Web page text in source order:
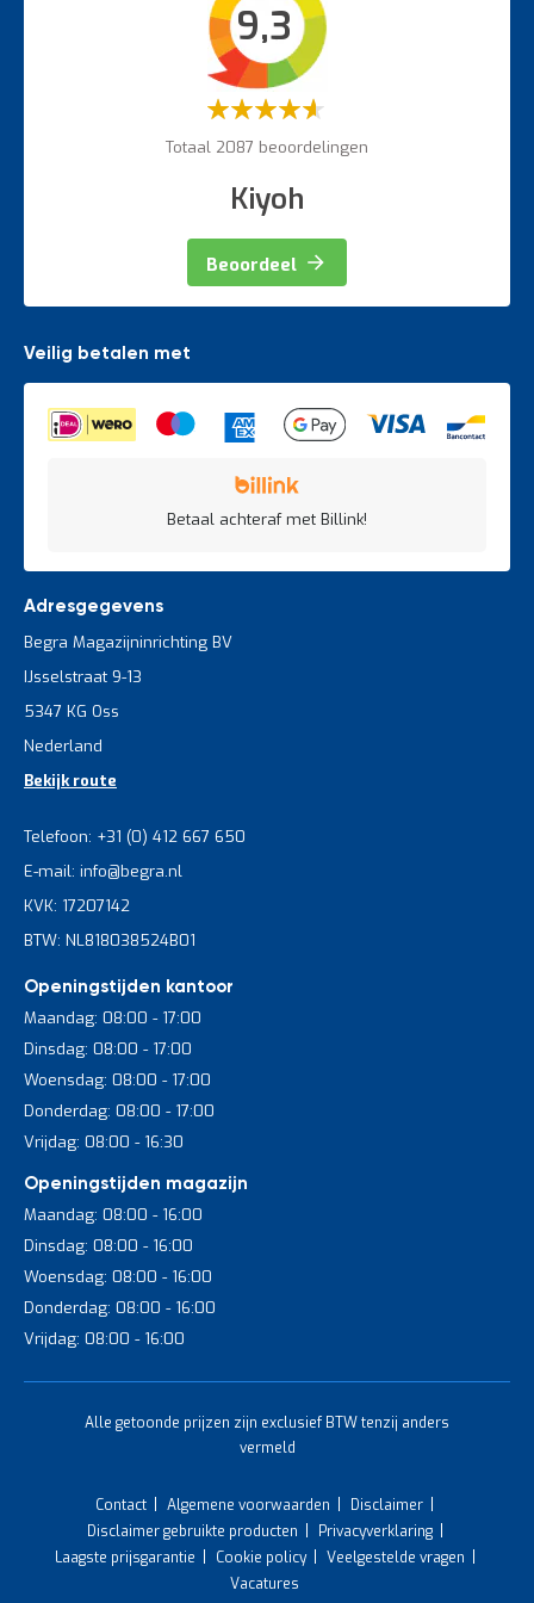
9,3
Waardering:
Totaal 2087 beoordelingen
Kiyoh
Beoordeel
Veilig betalen met
Betaal achteraf met Billink!
Adresgegevens
Begra Magazijninrichting BV
IJsselstraat 9-13
5347 KG Oss
Nederland
Bekijk route
Telefoon: +31 (0) 412 667 650
E-mail: info@begra.nl
KVK: 17207142
BTW: NL818038524B01
Openingstijden kantoor
Maandag: 08:00 - 17:00
Dinsdag: 08:00 - 17:00
Woensdag: 08:00 - 17:00
Donderdag: 08:00 - 17:00
Vrijdag: 08:00 - 16:30
Openingstijden magazijn
Maandag: 08:00 - 16:00
Dinsdag: 08:00 - 16:00
Woensdag: 08:00 - 16:00
Donderdag: 08:00 - 16:00
Vrijdag: 08:00 - 16:00
Alle getoonde prijzen zijn exclusief BTW tenzij anders
vermeld
Contact Algemene voorwaarden
Disclaimer
Disclaimer gebruikte producten
Privacyverklaring
Laagste prijsgarantie
Cookie policy
Veelgestelde vragen
Vacatures